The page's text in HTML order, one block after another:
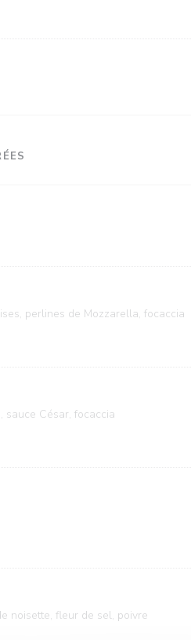
perlines de Mozzarella, focaccia
sauce César, focaccia
noisette, fleur de sel, poivre